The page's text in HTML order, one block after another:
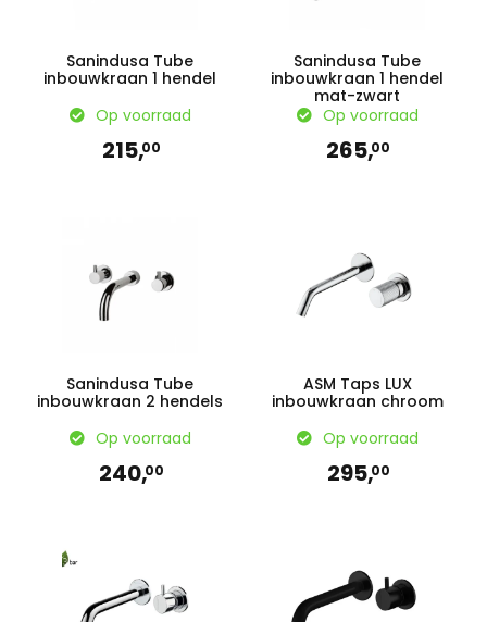
Sanindusa Tube
inbouwkraan 1 hendel
Op voorraad
215,00
Sanindusa Tube
inbouwkraan 1 hendel
mat-zwart
Op voorraad
265,00
Sanindusa Tube
inbouwkraan 2 hendels
Op voorraad
240,00
ASM Taps LUX
inbouwkraan chroom
Op voorraad
295,00